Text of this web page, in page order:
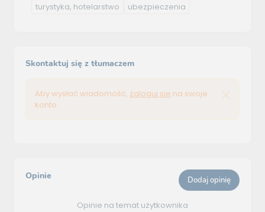
turystyka, hotelarstwo
ubezpieczenia
Skontaktuj się z tłumaczem
Aby wysłać wiadomość, zaloguj się na swoje
konto.
Opinie Dodaj opinię
Opinie na temat użytkownika